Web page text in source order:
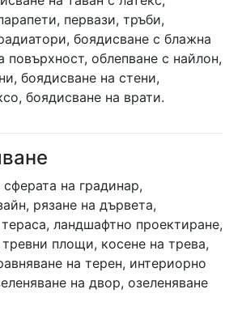
первази, тръби,
боядисване с блажна
повърхност, облепване с найлон,
боядисване на стени,
боядисване на врати.
на градинар,
рязане на дървета,
ландшафтно проектиране,
площи, косене на трева,
на терен, интериорно
на двор, озеленяване